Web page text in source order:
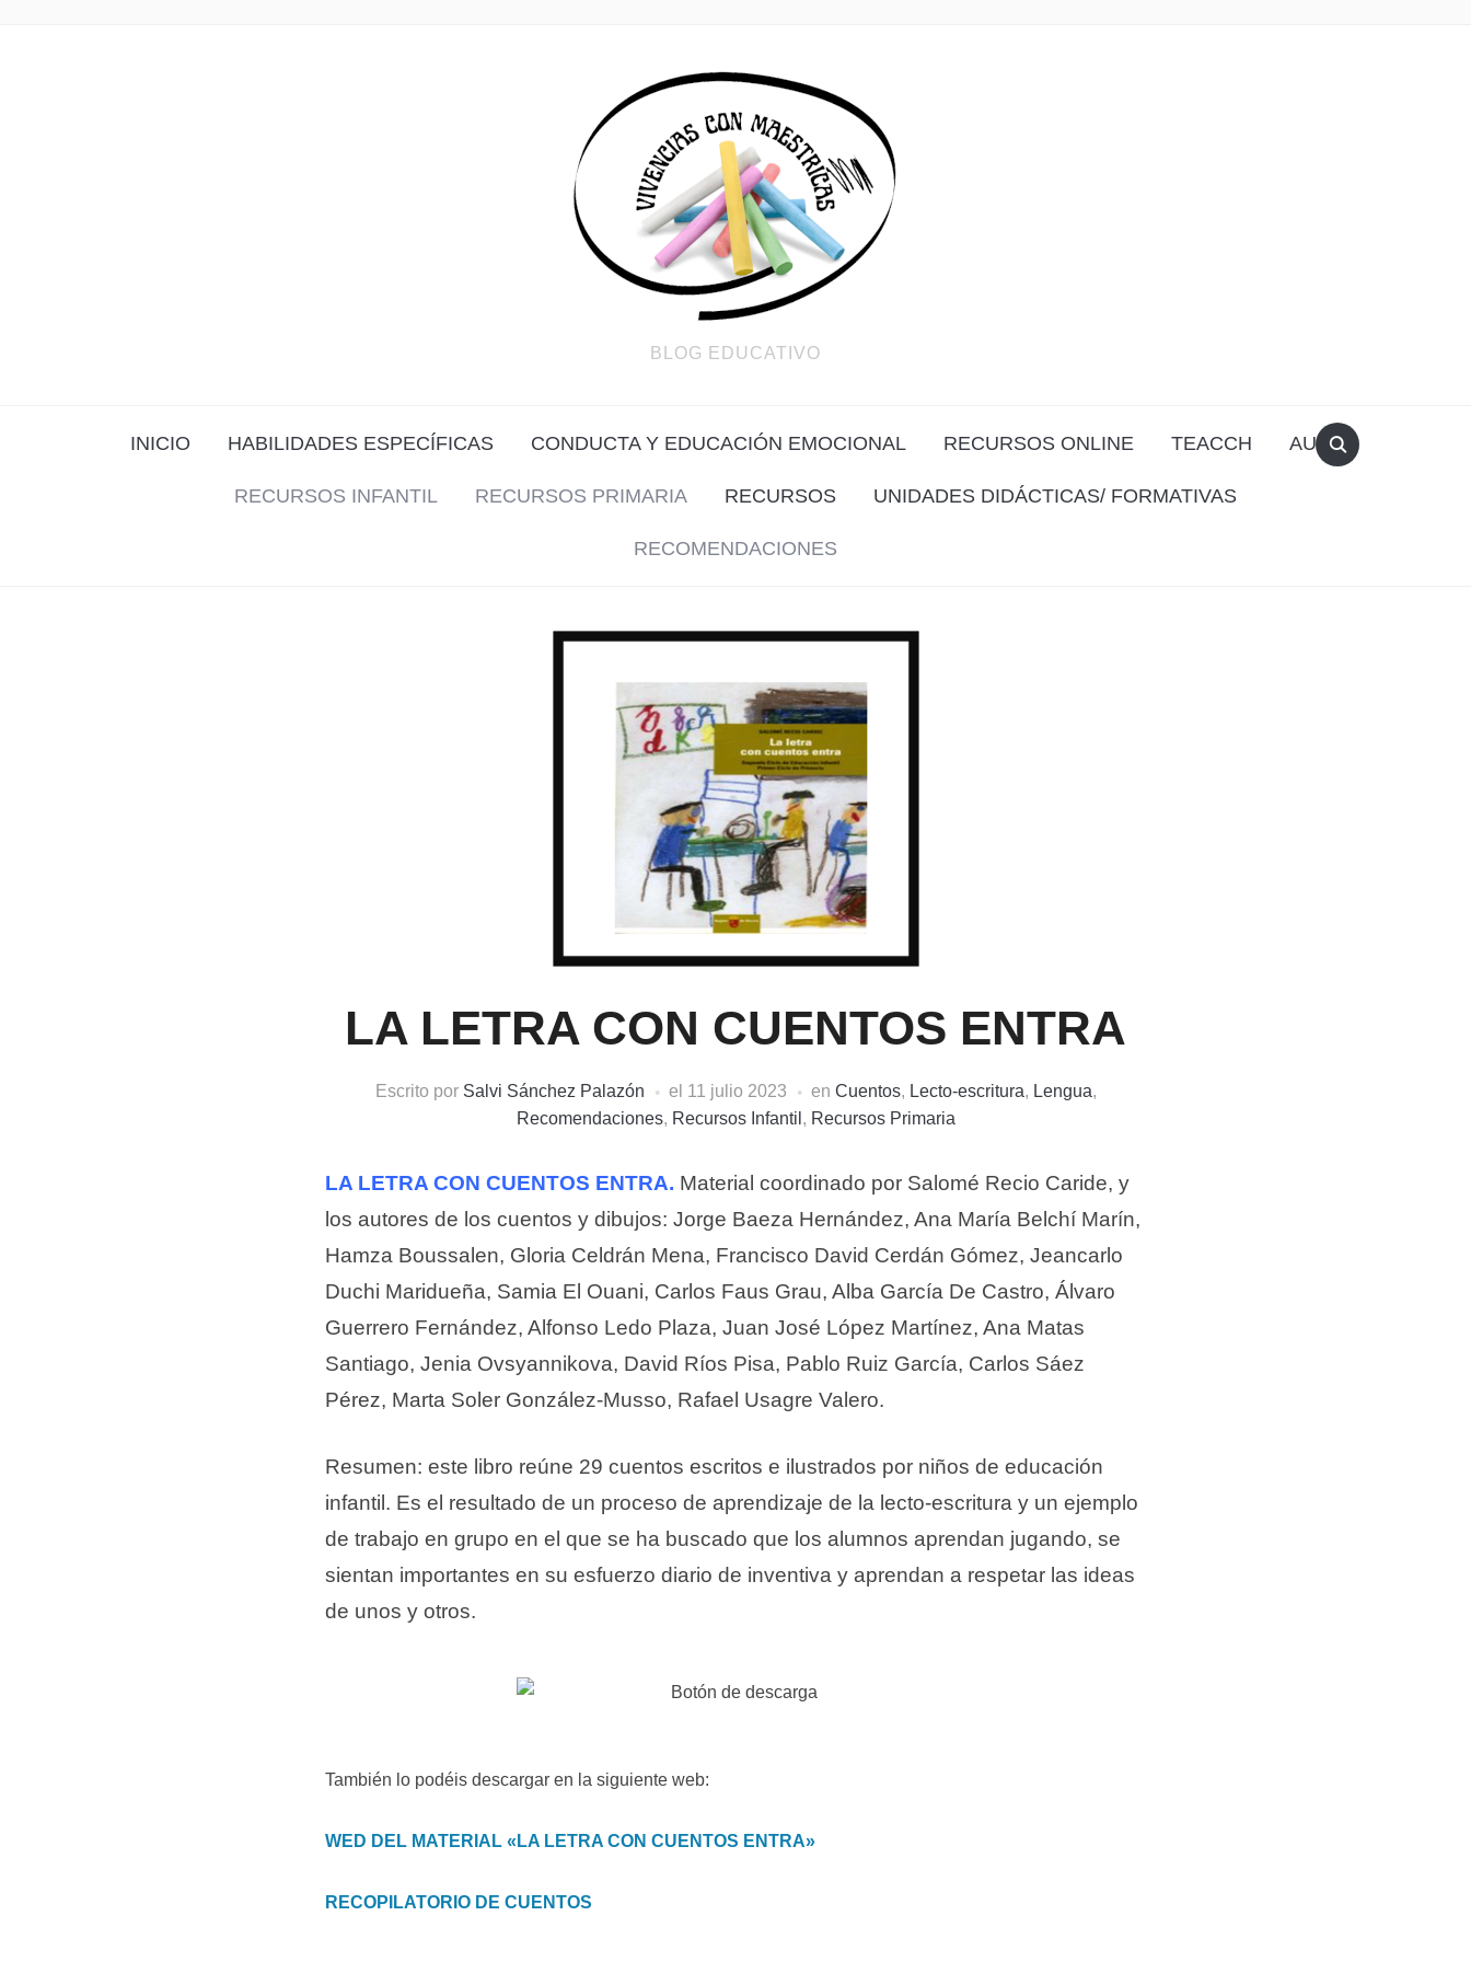
BLOG EDUCATIVO
INICIO HABILIDADES ESPECÍFICAS CONDUCTA Y EDUCACIÓN EMOCIONAL RECURSOS ONLINE TEACCH AULA
RECURSOS INFANTIL RECURSOS PRIMARIA RECURSOS UNIDADES DIDÁCTICAS/ FORMATIVAS
RECOMENDACIONES
LA LETRA CON CUENTOS ENTRA
Escrito por Salvi Sánchez Palazón el 11 julio 2023 en Cuentos, Lecto-escritura, Lengua,
Recomendaciones, Recursos Infantil , Recursos Primaria
LA LETRA CON CUENTOS ENTRA. Material coordinado por Salomé Recio Caride, y
los autores de los cuentos y dibujos: Jorge Baeza Hernández, Ana María Belchí Marín,
Hamza Boussalen, Gloria Celdrán Mena, Francisco David Cerdán Gómez, Jeancarlo
Duchi Maridueña, Samia El Ouani, Carlos Faus Grau, Alba García De Castro, Álvaro
Guerrero Fernández, Alfonso Ledo Plaza, Juan José López Martínez, Ana Matas
Santiago, Jenia Ovsyannikova, David Ríos Pisa, Pablo Ruiz García, Carlos Sáez
Pérez, Marta Soler González-Musso, Rafael Usagre Valero.
Resumen: este libro reúne 29 cuentos escritos e ilustrados por niños de educación
infantil. Es el resultado de un proceso de aprendizaje de la lecto-escritura y un ejemplo
de trabajo en grupo en el que se ha buscado que los alumnos aprendan jugando, se
sientan importantes en su esfuerzo diario de inventiva y aprendan a respetar las ideas
de unos y otros.
También lo podéis descargar en la siguiente web:
WED DEL MATERIAL «LA LETRA CON CUENTOS ENTRA»
RECOPILATORIO DE CUENTOS